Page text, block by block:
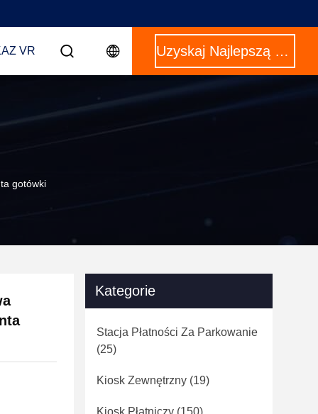
VR Uzyskaj Najlepszą Cenę
gotówki
Kategorie
Stacja Płatności Za Parkowanie
(25)
Kiosk Zewnętrzny (19)
Kiosk Płatniczy (150)